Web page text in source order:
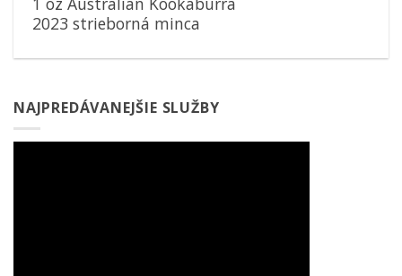
2023 strieborná minca
NAJPREDÁVANEJŠIE SLUŽBY